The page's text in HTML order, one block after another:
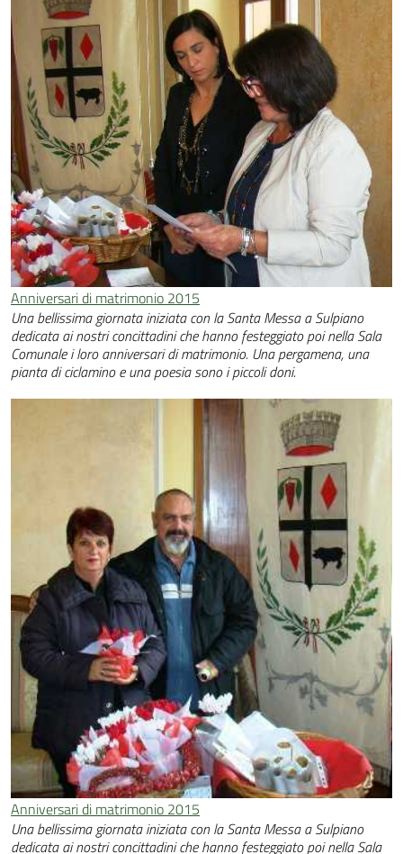
Anniversari di matrimonio 2015
Una bellissima giornata iniziata con la Santa Messa a Sulpiano
dedicata ai nostri concittadini che hanno festeggiato poi nella Sala
Comunale i loro anniversari di matrimonio. Una pergamena, una
pianta di ciclamino e una poesia sono i piccoli doni.
Anniversari di matrimonio 2015
Una bellissima giornata iniziata con la Santa Messa a Sulpiano
dedicata ai nostri concittadini che hanno festeggiato poi nella Sala